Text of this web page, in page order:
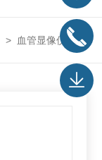
> 血管显像仪 > VS400手持血管显像仪